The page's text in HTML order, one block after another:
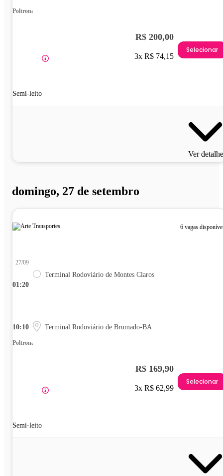
Poltrona
Semi-leito
R$ 200,00
3x R$ 74,15
Selecionar
Ver
domingo, 27 de setembro
6 vagas
01:20
27/09
Terminal Rodoviário de Montes Claros
10:10 Terminal Rodoviário de Brumado-BA
Poltrona
Semi-leito
R$ 169,90
3x R$ 62,99
Selecionar